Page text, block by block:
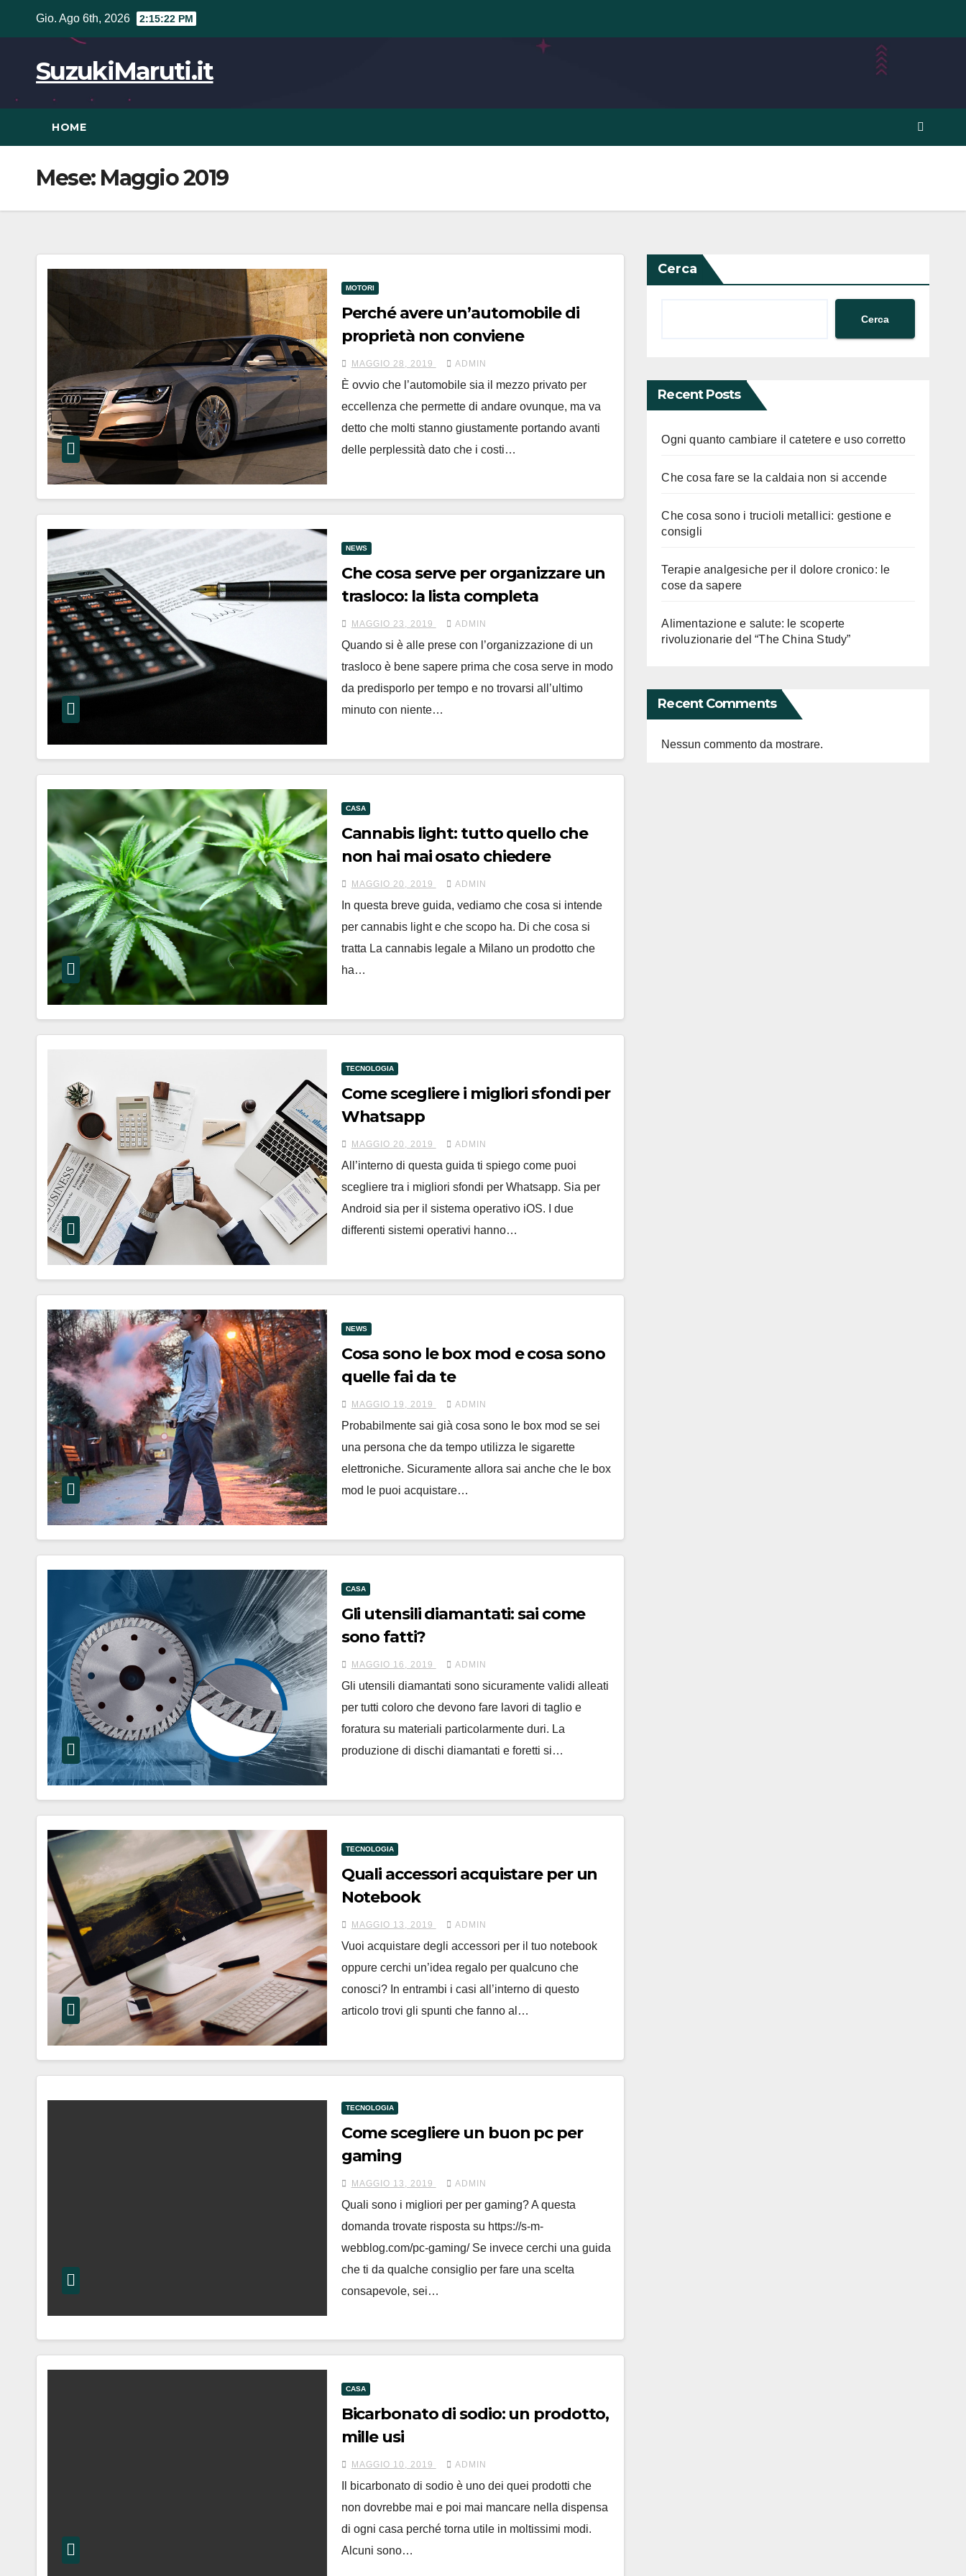
Gio. Ago 6th, 2026 2:15:23 PM
SuzukiMaruti.it
HOME
Mese: Maggio 2019
MOTORI
Perché avere un’automobile di
proprietà non conviene
MAGGIO 28, 2019 ADMIN
È ovvio che l’automobile sia il mezzo privato per
eccellenza che permette di andare ovunque, ma va
detto che molti stanno giustamente portando avanti
delle perplessità dato che i costi…
NEWS
Che cosa serve per organizzare un
trasloco: la lista completa
MAGGIO 23, 2019 ADMIN
Quando si è alle prese con l’organizzazione di un
trasloco è bene sapere prima che cosa serve in modo
da predisporlo per tempo e no trovarsi all’ultimo
minuto con niente…
CASA
Cannabis light: tutto quello che
non hai mai osato chiedere
MAGGIO 20, 2019 ADMIN
In questa breve guida, vediamo che cosa si intende
per cannabis light e che scopo ha. Di che cosa si
tratta La cannabis legale a Milano un prodotto che
ha…
TECNOLOGIA
Come scegliere i migliori sfondi per
Whatsapp
MAGGIO 20, 2019 ADMIN
All’interno di questa guida ti spiego come puoi
scegliere tra i migliori sfondi per Whatsapp. Sia per
Android sia per il sistema operativo iOS. I due
differenti sistemi operativi hanno…
NEWS
Cosa sono le box mod e cosa sono
quelle fai da te
MAGGIO 19, 2019 ADMIN
Probabilmente sai già cosa sono le box mod se sei
una persona che da tempo utilizza le sigarette
elettroniche. Sicuramente allora sai anche che le box
mod le puoi acquistare…
CASA
Gli utensili diamantati: sai come
sono fatti?
MAGGIO 16, 2019 ADMIN
Gli utensili diamantati sono sicuramente validi alleati
per tutti coloro che devono fare lavori di taglio e
foratura su materiali particolarmente duri. La
produzione di dischi diamantati e foretti si…
TECNOLOGIA
Quali accessori acquistare per un
Notebook
MAGGIO 13, 2019 ADMIN
Vuoi acquistare degli accessori per il tuo notebook
oppure cerchi un’idea regalo per qualcuno che
conosci? In entrambi i casi all’interno di questo
articolo trovi gli spunti che fanno al…
TECNOLOGIA
Come scegliere un buon pc per
gaming
MAGGIO 13, 2019 ADMIN
Quali sono i migliori per per gaming? A questa
domanda trovate risposta su https://s-m-
webblog.com/pc-gaming/ Se invece cerchi una guida
che ti da qualche consiglio per fare una scelta
consapevole, sei…
CASA
Bicarbonato di sodio: un prodotto,
mille usi
MAGGIO 10, 2019 ADMIN
Il bicarbonato di sodio è uno dei quei prodotti che
non dovrebbe mai e poi mai mancare nella dispensa
di ogni casa perché torna utile in moltissimi modi.
Alcuni sono…
Cerca
Cerca
Recent Posts
Ogni quanto cambiare il catetere e uso corretto
Che cosa fare se la caldaia non si accende
Che cosa sono i trucioli metallici: gestione e
consigli
Terapie analgesiche per il dolore cronico: le
cose da sapere
Alimentazione e salute: le scoperte
rivoluzionarie del “The China Study”
Recent Comments
Nessun commento da mostrare.